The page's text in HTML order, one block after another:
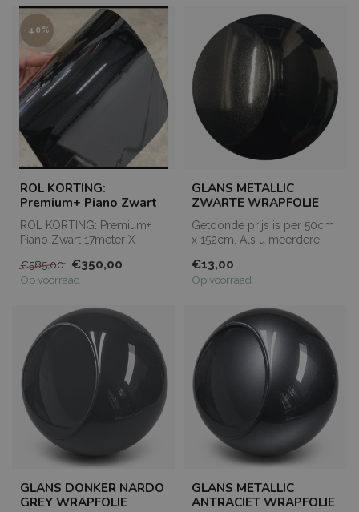
-40%
ROL KORTING:
Premium+ Piano Zwart
ROL KORTING: Premium+
Piano Zwart 17meter X
Aanbiedingsproducten
kunn...
€585,00 €350,00
Op voorraad
GLANS METALLIC
ZWARTE WRAPFOLIE
Getoonde prijs is per 50cm
x 152cm. Als u meerdere
de...
€13,00
Op voorraad
GLANS DONKER NARDO
GREY WRAPFOLIE
GLANS METALLIC
ANTRACIET WRAPFOLIE